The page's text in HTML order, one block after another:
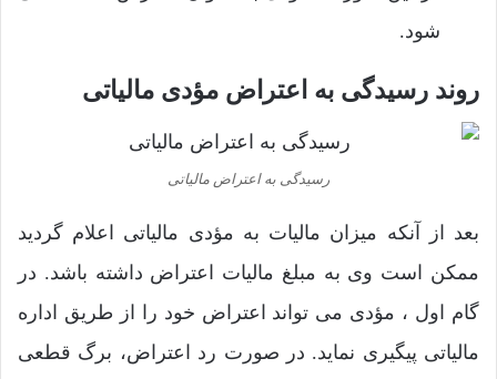
شود.
روند رسیدگی به اعتراض مؤدی مالیاتی
رسیدگی به اعتراض مالیاتی
بعد از آنکه میزان مالیات به مؤدی مالیاتی اعلام گردید
ممکن است وی به مبلغ مالیات اعتراض داشته باشد. در
گام اول ، مؤدی می تواند اعتراض خود را از طریق اداره
مالیاتی پیگیری نماید. در صورت رد اعتراض، برگ قطعی